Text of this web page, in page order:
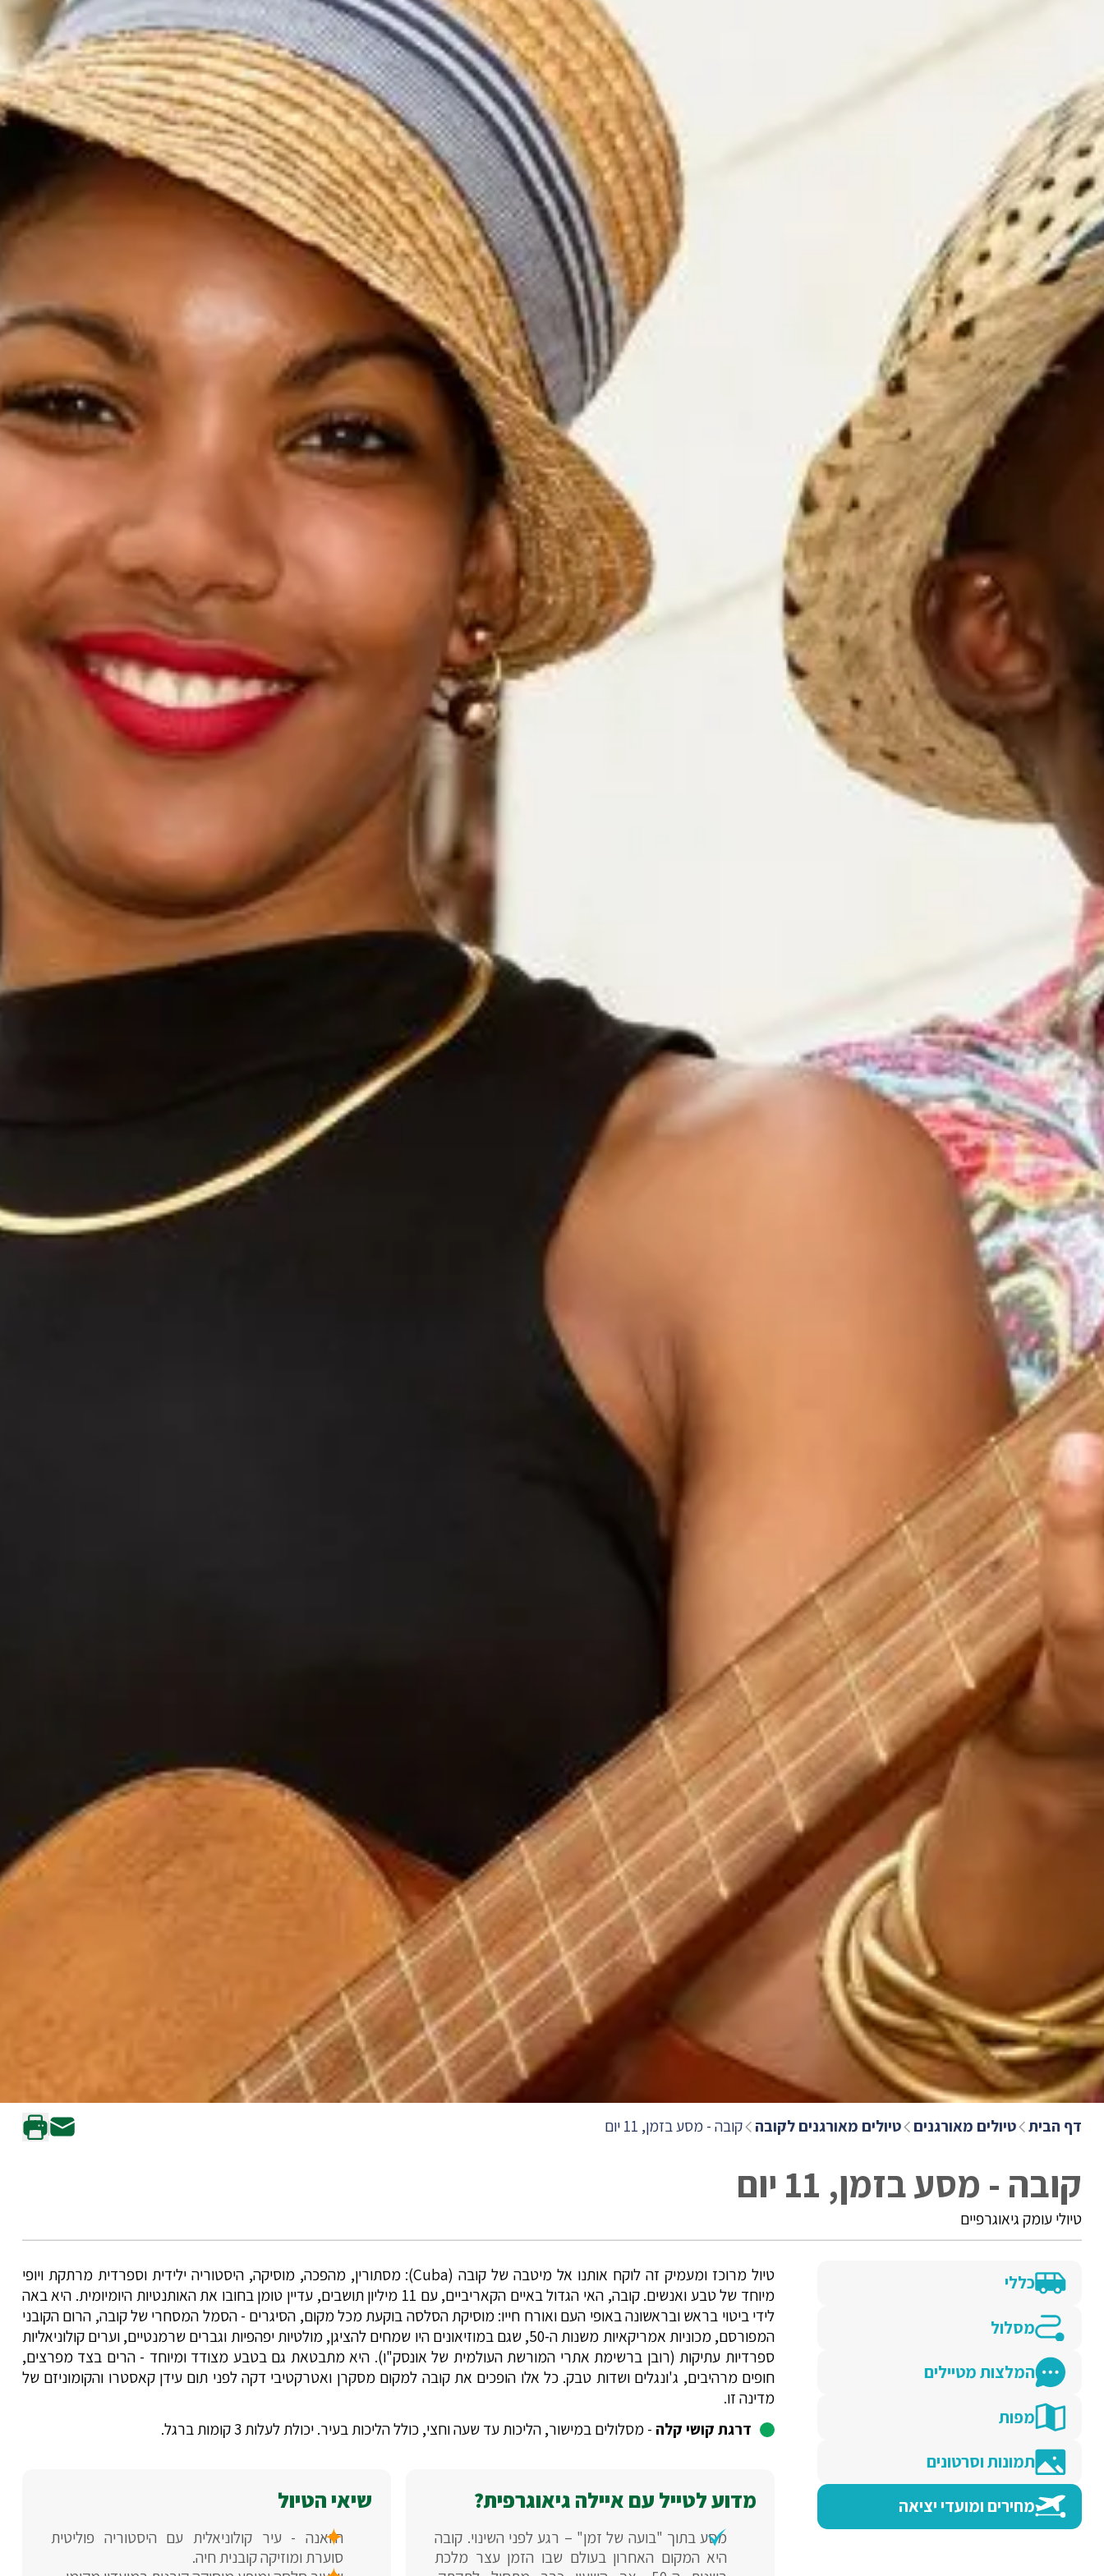
דף הבית טיולים מאורגנים טיולים מאורגנים לקובה קובה - מסע בזמן, 11 יום
קובה - מסע בזמן, 11 יום
טיולי עומק גיאוגרפיים
כללי
מסלול
המלצות מטיילים
מפות
תמונות וסרטונים
מחירים ומועדי יציאה
טיול מרוכז ומעמיק זה לוקח אותנו אל מיטבה של קובה (Cuba): מסתורין, מהפכה, מוסיקה, היסטוריה ילידית וספרדית מרתקת ויופי
מיוחד של טבע ואנשים. קובה, האי הגדול באיים הקאריביים, עם 11 מיליון תושבים, עדיין טומן בחובו את האותנטיות היומיומית. היא באה
לידי ביטוי בראש ובראשונה באופי העם ואורח חייו: מוסיקת הסלסה בוקעת מכל מקום, הסיגרים - הסמל המסחרי של קובה, הרום הקובני
המפורסם, מכוניות אמריקאיות משנות ה-50, שגם במוזיאונים היו שמחים להציגן, מולטיות יפהפיות וגברים שרמנטיים, וערים קולוניאליות
ספרדיות עתיקות (רובן ברשימת אתרי המורשת העולמית של אונסק"ו). היא מתבטאת גם בטבע מצודד ומיוחד - הרים בצד מפרצים,
חופים מרהיבים, ג'ונגלים ושדות טבק. כל אלו הופכים את קובה למקום מסקרן ואטרקטיבי דקה לפני תום עידן קאסטרו והקומוניזם של
מדינה זו.
דרגת קושי קלה - מסלולים במישור, הליכות עד שעה וחצי, כולל הליכות בעיר. יכולת לעלות 3 קומות ברגל.
מדוע לטייל עם איילה גיאוגרפית?
מסע בתוך "בועה של זמן" – רגע לפני השינוי. קובה
היא המקום האחרון בעולם שבו הזמן עצר מלכת
שיאי הטיול
הוואנה - עיר קולוניאלית עם היסטוריה פוליטית
סוערת ומוזיקה קובנית חיה.